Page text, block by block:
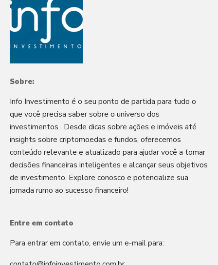
Sobre:
Info Investimento é o seu ponto de partida para tudo o
que você precisa saber sobre o universo dos
investimentos. Desde dicas sobre ações e imóveis até
insights sobre criptomoedas e fundos, oferecemos
conteúdo relevante e atualizado para ajudar você a tomar
decisões financeiras inteligentes e alcançar seus objetivos
de investimento. Explore conosco e potencialize sua
jornada rumo ao sucesso financeiro!
Entre em contato
Para entrar em contato, envie um e-mail para: